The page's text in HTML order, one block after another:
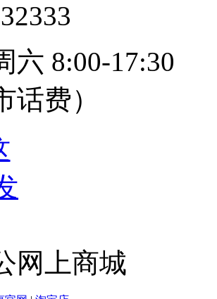
六 8:00-17:30
话费）
网上商城